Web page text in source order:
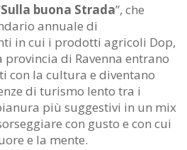
Sulla buona Strada”, che
annuale di
in cui i prodotti agricoli Dop,
di Ravenna entrano
con la cultura e diventano
di turismo lento tra i
più suggestivi in un mix
con gusto e con cui
e la mente.